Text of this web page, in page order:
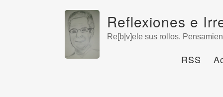
Reflexiones e
Re[b|v]ele sus rollos.
RSS